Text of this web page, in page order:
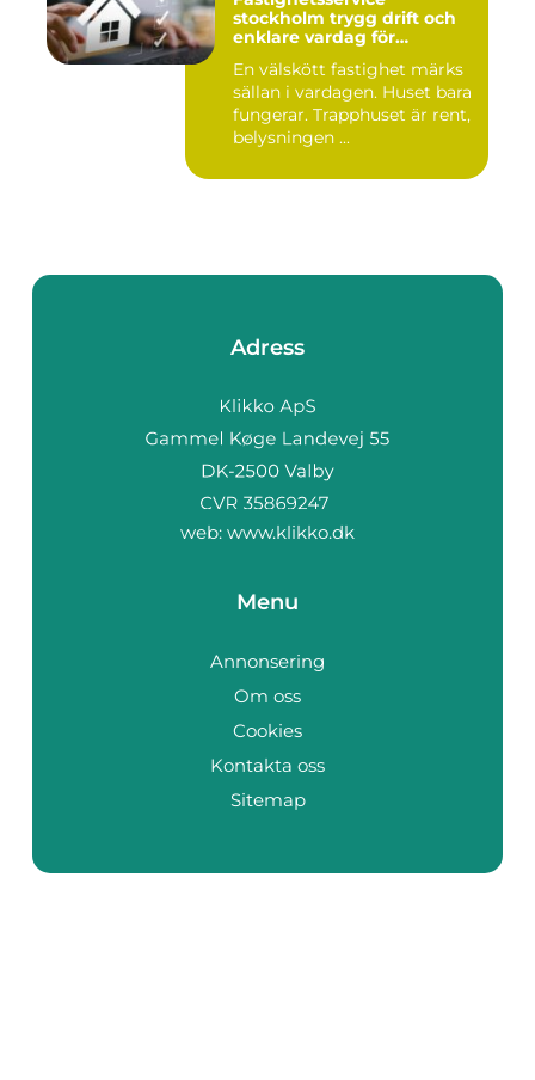
stockholm trygg drift och
enklare vardag för
fastighetsägare
En välskött fastighet märks
sällan i vardagen. Huset bara
fungerar. Trapphuset är rent,
belysningen ...
Adress
web: www.klikko.dk
Menu
Annonsering
Om oss
Cookies
Kontakta oss
Sitemap